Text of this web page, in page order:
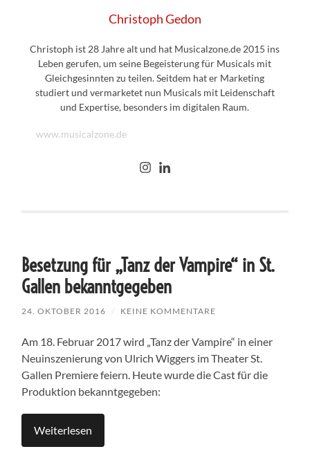
Christoph Gedon
Christoph ist 28 Jahre alt und hat Musicalzone.de 2015 ins
Leben gerufen, um seine Begeisterung für Musicals mit
Gleichgesinnten zu teilen. Seitdem hat er Marketing
studiert und vermarketet nun Musicals mit Leidenschaft
und Expertise, besonders im digitalen Raum.
www.musicalzone.de
Besetzung für „Tanz der Vampire“ in St.
Gallen bekanntgegeben
24. OKTOBER 2016 / KEINE KOMMENTARE
Am 18. Februar 2017 wird „Tanz der Vampire“ in einer
Neuinszenierung von Ulrich Wiggers im Theater St.
Gallen Premiere feiern. Heute wurde die Cast für die
Produktion bekanntgegeben:
Weiterlesen